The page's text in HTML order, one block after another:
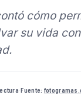
cómo
su vida
·Fuente: